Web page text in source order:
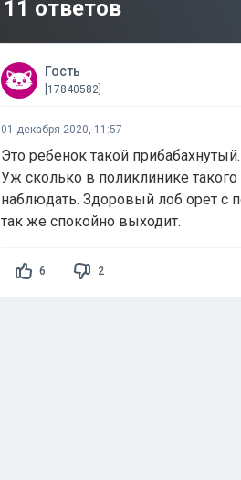
11 ответов
Гость
[17840582]
01 декабря 2020, 11:57
Это ребенок такой прибабахнутый.
Уж сколько в поликлинике
наблюдать. Здоровый лоб орет с
так же спокойно выходит.
6 2